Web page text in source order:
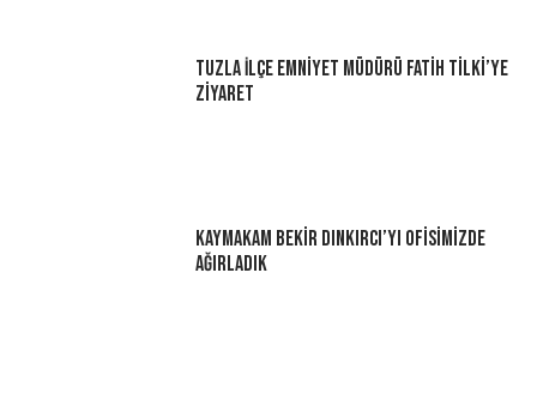
Tuzla İlçe Emniyet Müdürü Fatih Tilki’ye
Ziyaret
Kaymakam Bekir Dınkırcı’yı Ofisimizde
Ağırladık